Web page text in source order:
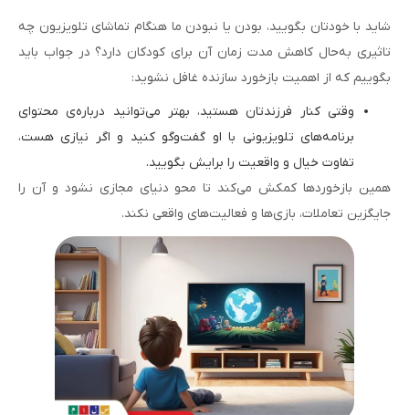
شاید با خودتان بگویید، بودن یا نبودن ما هنگام تماشای تلویزیون چه
تاثیری به‌حال کاهش مدت‌ زمان آن برای کودکان دارد؟ در جواب باید
بگوییم که از اهمیت بازخورد سازنده غافل نشوید:
وقتی کنار فرزندتان هستید، بهتر می‌توانید درباره‌ی محتوای
برنامه‌های تلویزیونی با او گفت‌وگو کنید و اگر نیازی هست،
تفاوت خیال‌ و واقعیت را برایش بگویید.
همین بازخوردها کمکش می‌کند تا محو دنیای مجازی نشود و آن را
جایگزین تعاملات، بازی‌ها و فعالیت‌های واقعی نکند.